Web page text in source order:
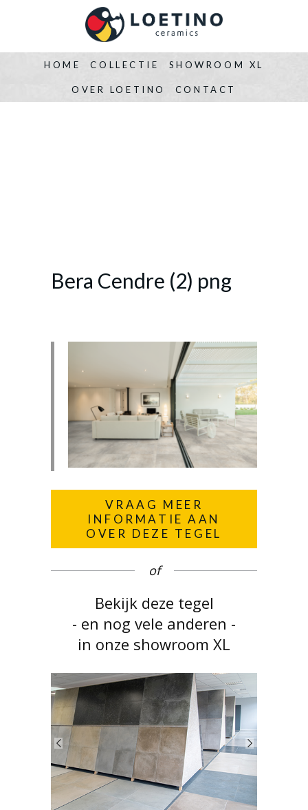
HOME COLLECTIE SHOWROOM XL
OVER LOETINO CONTACT
Bera Cendre (2) png
VRAAG MEER
INFORMATIE AAN
OVER DEZE TEGEL
of
Bekijk deze tegel
- en nog vele anderen -
in onze showroom XL